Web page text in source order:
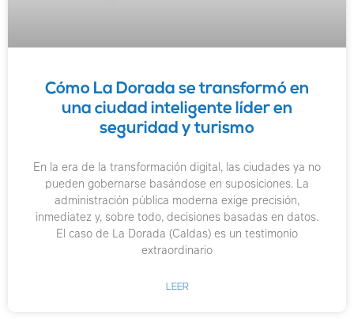
Cómo La Dorada se transformó en
una ciudad inteligente líder en
seguridad y turismo
En la era de la transformación digital, las ciudades ya no
pueden gobernarse basándose en suposiciones. La
administración pública moderna exige precisión,
inmediatez y, sobre todo, decisiones basadas en datos.
El caso de La Dorada (Caldas) es un testimonio
extraordinario
LEER